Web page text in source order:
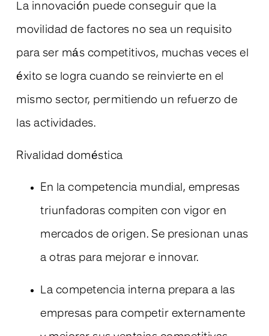
La innovación puede conseguir que la
movilidad de factores no sea un requisito
para ser más competitivos, muchas veces el
éxito se logra cuando se reinvierte en el
mismo sector, permitiendo un refuerzo de
las actividades.
Rivalidad doméstica
En la competencia mundial, empresas
triunfadoras compiten con vigor en
mercados de origen. Se presionan unas
a otras para mejorar e innovar.
La competencia interna prepara a las
empresas para competir externamente